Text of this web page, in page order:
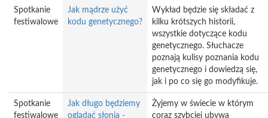
Spotkanie
festiwalowe
Jak mądrze użyć
kodu genetycznego?
Wykład będzie się składać z
kilku krótszych historii,
wszystkie dotyczące kodu
genetycznego. Słuchacze
poznają kulisy poznania kodu
genetycznego i dowiedzą się,
jak i po co się go modyfikuje.
Spotkanie
festiwalowe
Jak długo będziemy
oglądać słonia -
Żyjemy w świecie w którym
coraz szybciej ubywa